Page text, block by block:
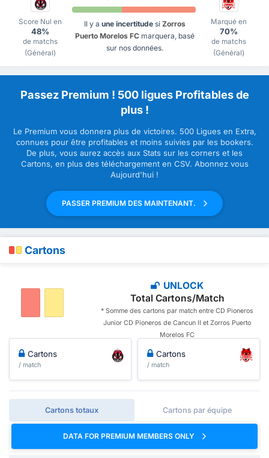
Score Nul en
48%
de matchs
(Général)
Il y a une incertitudesi Zorros
Puerto Morelos FCmarquera, basé
sur nos données.
Marqué en
70%
de matchs
(Général)
Passez Premium ! 500 ligues Profitables de
plus !
Le Premium vous donnera plus de victoires. 500 Ligues en Extra,
connues pour être profitables et moins suivies par les bookers.
De plus, vous aurez accès aux Stats sur les corners et les
Cartons, en plus des téléchargement en CSV. Abonnez vous
Aujourd'hui !
PASSER PREMIUM DES MAINTENANT.
Cartons
UNLOCK
Total Cartons/Match
* Somme des cartons par match entre CD Pioneros
Junior CD Pioneros de Cancun II et Zorros Puerto
Morelos FC
Cartons
/ match
Cartons
/ match
Cartons totaux Cartons par équipe
DATA FOR PREMIUM MEMBERS ONLY